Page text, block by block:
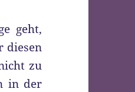
geht,
diesen
zu
in der